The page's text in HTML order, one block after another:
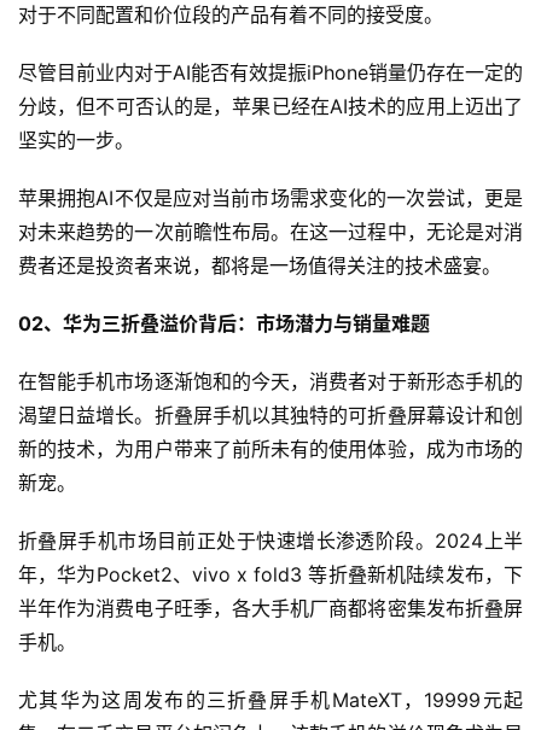
对于不同配置和价位段的产品有着不同的接受度。
尽管目前业内对于AI能否有效提振iPhone销量仍存在一定的
分歧，但不可否认的是，苹果已经在AI技术的应用上迈出了
坚实的一步。
苹果拥抱AI不仅是应对当前市场需求变化的一次尝试，更是
对未来趋势的一次前瞻性布局。在这一过程中，无论是对消
费者还是投资者来说，都将是一场值得关注的技术盛宴。
02、华为三折叠溢价背后：市场潜力与销量难题
在智能手机市场逐渐饱和的今天，消费者对于新形态手机的
渴望日益增长。折叠屏手机以其独特的可折叠屏幕设计和创
新的技术，为用户带来了前所未有的使用体验，成为市场的
新宠。
折叠屏手机市场目前正处于快速增长渗透阶段。2024上半
年，华为Pocket2、vivo x fold3 等折叠新机陆续发布，下
半年作为消费电子旺季，各大手机厂商都将密集发布折叠屏
手机。
尤其华为这周发布的三折叠屏手机MateXT，19999元起